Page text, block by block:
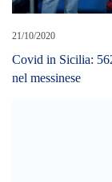
21/10/2020
Covid in Sicilia:
nel messinese